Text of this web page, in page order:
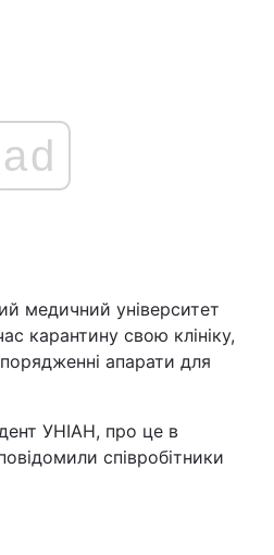
ad
медичний університет
карантину свою клініку,
апарати для
УНІАН, про це в
співробітники